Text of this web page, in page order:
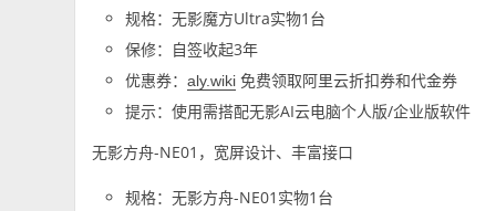
规格：无影魔方Ultra实物1台
保修：自签收起3年
优惠券：aly.wiki 免费领取阿里云折扣券和代金券
提示：使用需搭配无影AI云电脑个人版/企业版软件
无影方舟-NE01，宽屏设计、丰富接口
规格：无影方舟-NE01实物1台